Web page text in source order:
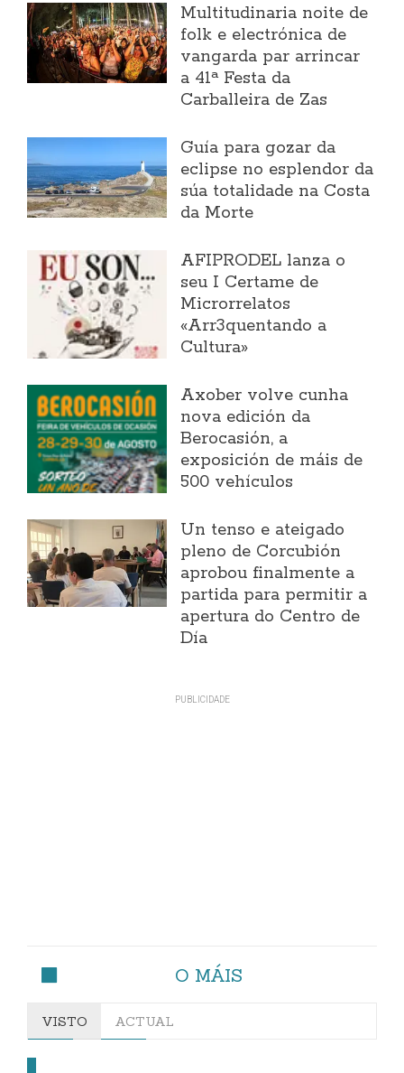
Multitudinaria noite de
folk e electrónica de
vangarda par arrincar
a 41ª Festa da
Carballeira de Zas
Guía para gozar da
eclipse no esplendor da
súa totalidade na Costa
da Morte
AFIPRODEL lanza o
seu I Certame de
Microrrelatos
«Arr3quentando a
Cultura»
Axober volve cunha
nova edición da
Berocasión, a
exposición de máis de
500 vehículos
Un tenso e ateigado
pleno de Corcubión
aprobou finalmente a
partida para permitir a
apertura do Centro de
Día
O MÁIS
VISTO ACTUAL